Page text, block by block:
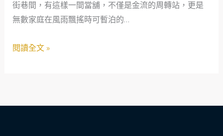
街巷間，有這樣一間當舖，不僅是金流的周轉站，更是
無數家庭在風雨飄搖時可暫泊的…
手
爸
的
記，
閱讀全文 »